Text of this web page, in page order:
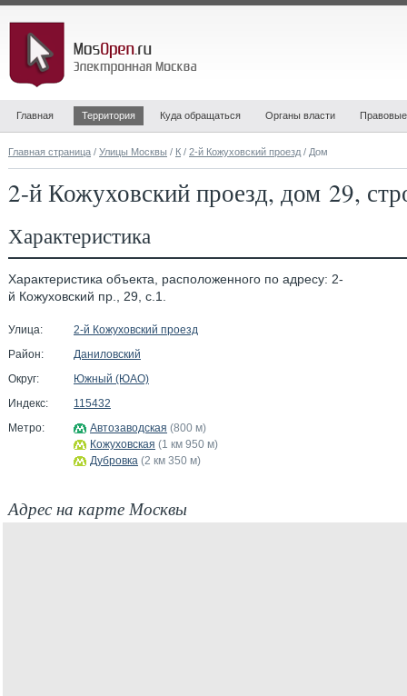
Главная Территория Куда обращаться Органы власти
Главная страница / Улицы Москвы / К / 2-й Кожуховский проезд / Дом
2-й Кожуховский проезд, дом 29,
Характеристика
Характеристика объекта, расположенного по адресу: 2-
й Кожуховский пр., 29, с.1.
Улица:
2-й Кожуховский проезд
Район:
Даниловский
Округ:
Южный (ЮАО)
Индекс:
115432
Метро:
Автозаводская (800 м)
Кожуховская (1 км 950 м)
Дубровка (2 км 350 м)
Адрес на карте Москвы